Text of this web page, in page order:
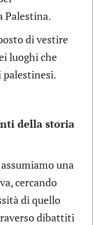
Palestina.
di vestire
luoghi che
palestinesi.
della storia
una
cercando
di quello
dibattiti